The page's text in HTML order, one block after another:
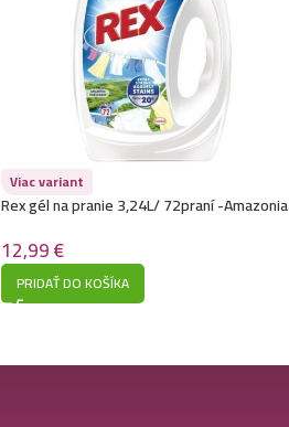
Viac variant
Rex gél na pranie 3,24L/ 72praní -Amazonia
12,99€
PRIDAŤ DO KOŠÍKA